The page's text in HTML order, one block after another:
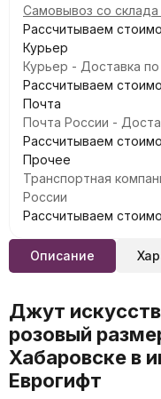
Самовывоз со склада
Рассчитываем
Курьер
Курьер - Доставка
Рассчитываем
Почта
Почта России -
Рассчитываем
Прочее
Транспортная
России
Рассчитываем
Описание
Джут
розовый
Хабаровске в
Еврогифт